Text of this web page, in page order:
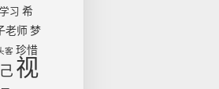
学习 希
老师梦
客 珍惜
视